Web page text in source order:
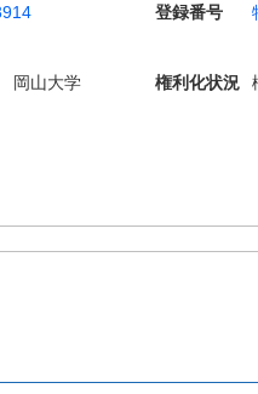
登録番号
岡山大学 権利化状況